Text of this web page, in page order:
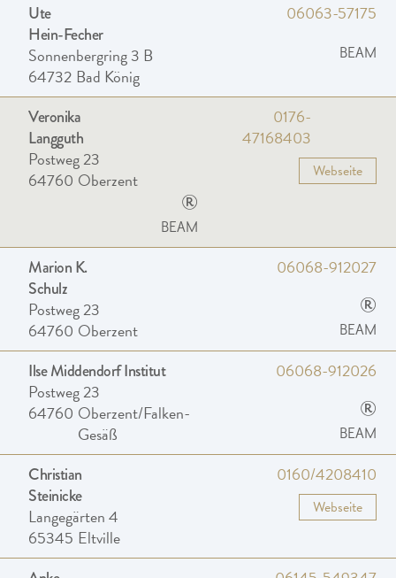
Ute
Hein-Fecher
Sonnenbergring 3 B
64732 Bad König
06063-57175
BEAM
Veronika
Langguth
Postweg 23
64760 Oberzent
0176-
47168403
Webseite
®
BEAM
Marion K.
Schulz
Postweg 23
64760 Oberzent
06068-912027
®
BEAM
Ilse Middendorf Institut
Postweg 23
64760 Oberzent/Falken-
Gesäß
06068-912026
®
BEAM
Christian
Steinicke
Langegärten 4
65345 Eltville
0160/4208410
Webseite